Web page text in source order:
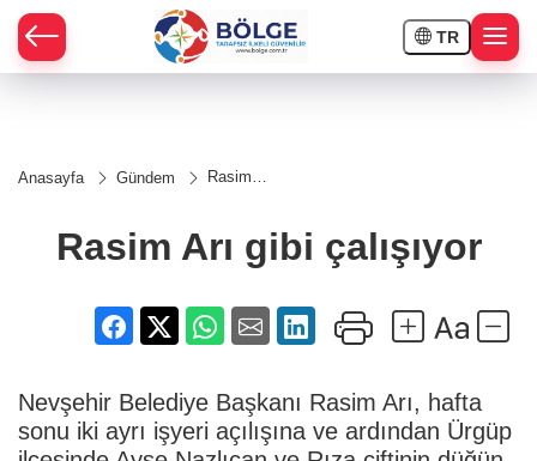
TR
Anasayfa Gündem
Rasim
Rasim Arı gibi çalışıyor
Nevşehir Belediye Başkanı Rasim Arı, hafta
sonu iki ayrı işyeri açılışına ve ardından Ürgüp